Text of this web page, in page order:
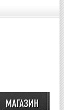
МАГАЗИН